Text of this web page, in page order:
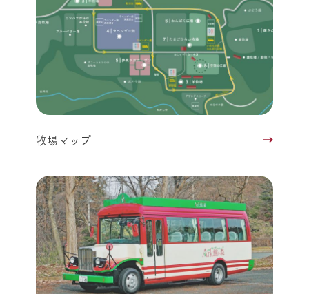
牧場マップ